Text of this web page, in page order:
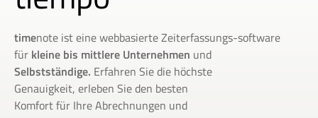
timenote ist eine webbasierte Zeiterfassungs-software
für kleine bis mittlere Unternehmen und
Selbstständige. Erfahren Sie die höchste
Genauigkeit, erleben Sie den besten
Komfort für Ihre Abrechnungen und